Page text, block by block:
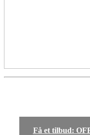
Få et tilbud: